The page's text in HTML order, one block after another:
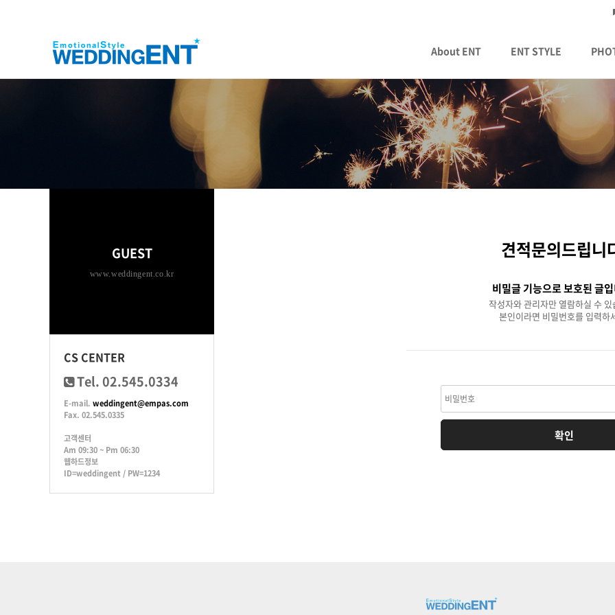
About ENT ENT STYLE
견적문의드립니
비밀글 기능으로 보호된 글
작성자와 관리자만 열람하실 수
본인이라면 비밀번호를 입력하
GUEST
www.weddingent.co.kr
CS CENTER
Tel. 02.545.0334
E-mail. weddingent@empas.com
Fax. 02.545.0335
고객센터
Am 09:30 ~ Pm 06:30
웹하드정보
ID=weddingent / PW=1234